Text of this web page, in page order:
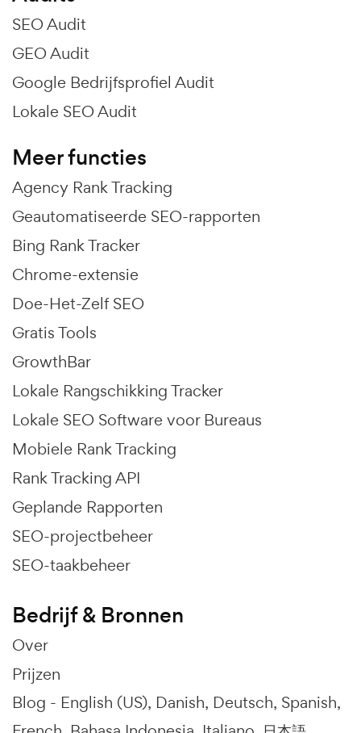
SEO Audit
GEO Audit
Google Bedrijfsprofiel Audit
Lokale SEO Audit
Meer functies
Agency Rank Tracking
Geautomatiseerde SEO-rapporten
Bing Rank Tracker
Chrome-extensie
Doe-Het-Zelf SEO
Gratis Tools
GrowthBar
Lokale Rangschikking Tracker
Lokale SEO Software voor Bureaus
Mobiele Rank Tracking
Rank Tracking API
Geplande Rapporten
SEO-projectbeheer
SEO-taakbeheer
Bedrijf & Bronnen
Over
Prijzen
Blog - English (US) Danish Deutsch Spanish